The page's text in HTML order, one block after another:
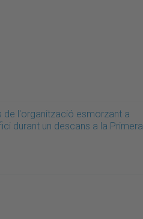
de l'organització esmorzant a
durant un descans a la Primera